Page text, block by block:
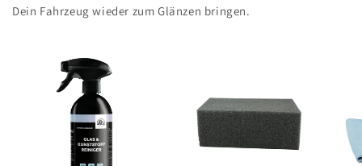
Dein Fahrzeug wieder zum Glänzen bringen.